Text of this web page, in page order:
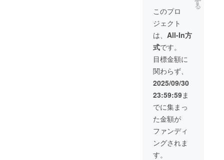
合上返
は致し
かねま
で、ご
了承く
ださ
い。
り、ラ
打ち上
げを中
止する
場合が
ござい
ます。
中止と
なった
も、準
備費用
等の都
合上返
金対応
は致し
かねま
ント告
知・報
告投稿
に最低
２回掲
載 注意
事項・
条件 ・
支援
時、必
ず備考
欄に掲
載を希
望され
るお名
前をご
記入く
ださ
1年間。
SNS 掲
載方
法：文
字のみ
（和文
10字・
英数15
字以
内）。
動画エ
ンド
ロー
ル：文
字のみ
（和文
10字・
英数15
え、
2025/10
/4ス
テージ
で司会
者があ
なたの
お名前
を読み
上げ。
会場全
体で支
援の光
を共有
する特
別リ
ターン
です。
る
このプロ
ジェクト
は、 All-In方
式です。
目標金額に
関わらず、
2025/09/30
23:59:59ま
でに集まっ
た金額が
ファンディ
ングされま
す。